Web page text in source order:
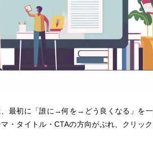
最初に「誰に→何を→どう良くなる」を
・タイトル・CTAの方向がぶれ、クリッ